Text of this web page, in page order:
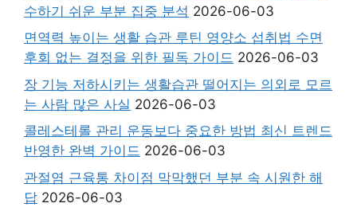
수하기 쉬운 부분 집중 분석 2026-06-03
면역력 높이는 생활 습관 루틴 영양소 섭취법 수면
후회 없는 결정을 위한 필독 가이드 2026-06-03
장 기능 저하시키는 생활습관 떨어지는 의외로 모르
는 사람 많은 사실 2026-06-03
콜레스테롤 관리 운동보다 중요한 방법 최신 트렌드
반영한 완벽 가이드 2026-06-03
관절염 근육통 차이점 막막했던 부분 속 시원한 해
답 2026-06-03